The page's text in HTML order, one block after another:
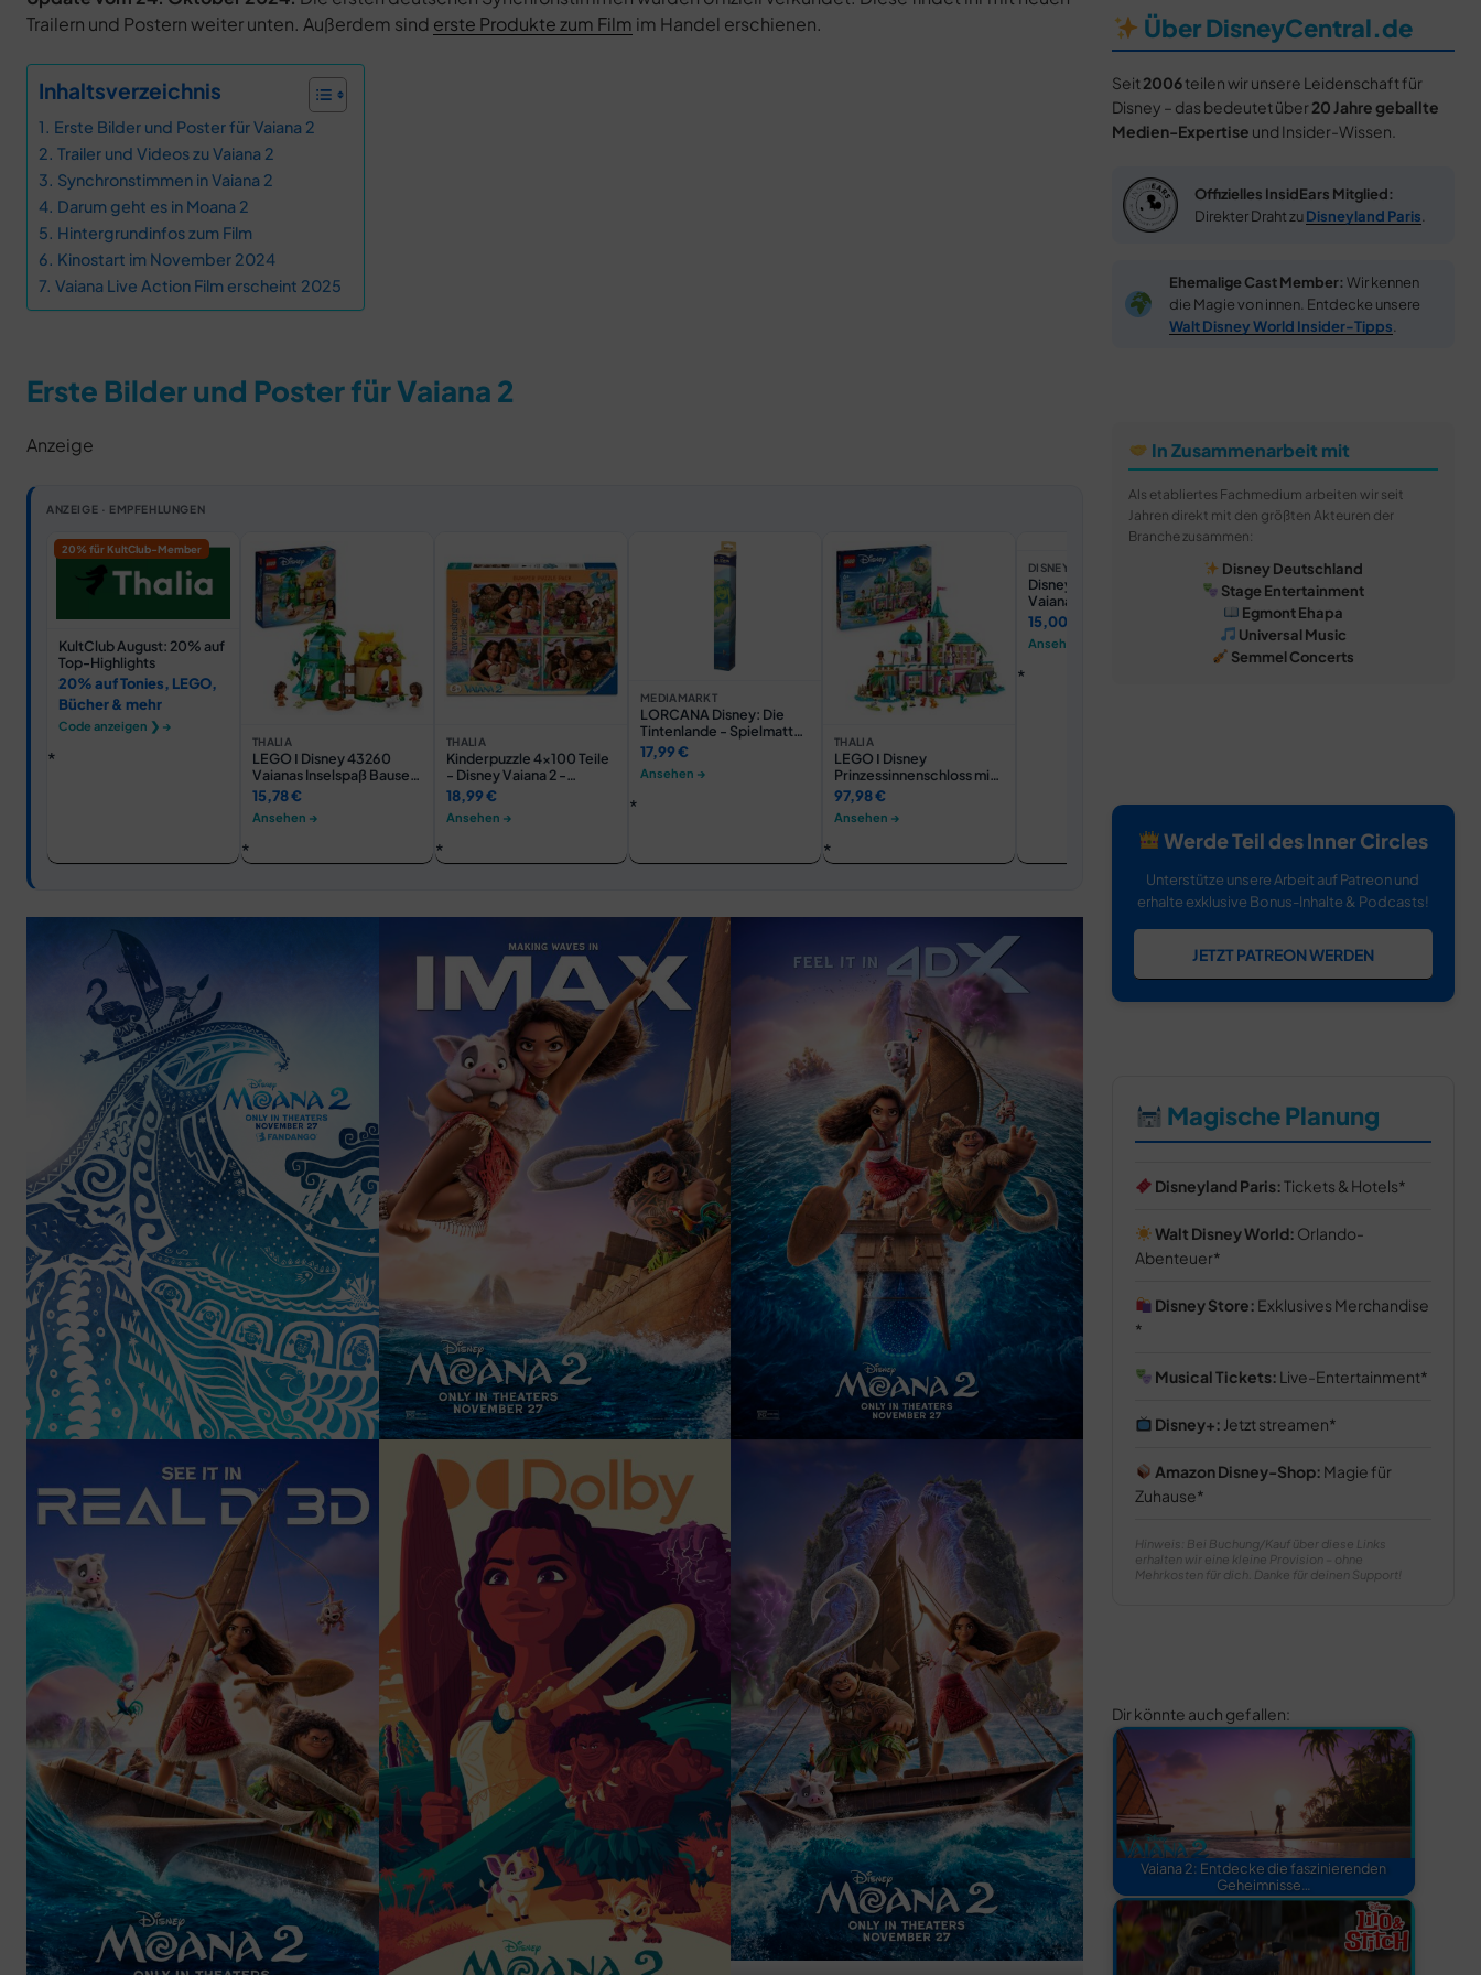
Trailern und Postern weiter unten. Außerdem sind erste Produkte zum Film im Handel erschienen.
Inhaltsverzeichnis
Erste Bilder und Poster für Vaiana 2
Trailer und Videos zu Vaiana 2
Synchronstimmen in Vaiana 2
Darum geht es in Moana 2
Hintergrundinfos zum Film
Kinostart im November 2024
Vaiana Live Action Film erscheint 2025
Erste Bilder und Poster für Vaiana 2
Anzeige
ANZEIGE · EMPFEHLUNGEN
20% für KultClub-Member
KultClub August: 20% auf
Top-Highlights
20% auf Tonies, LEGO,
Bücher & mehr
Code anzeigen ❯ →
THALIA
LEGO ǀ Disney 43260
Vaianas Inselspaß Bauset,
Baubares Spielzeughaus
15,78 €
Ansehen →
THALIA
Kinderpuzzle 4x100 Teile
- Disney Vaiana 2 -
Abenteuer in Ozeanien
18,99 €
Ansehen →
MEDIAMARKT
LORCANA Disney: Die
Tintenlande - Spielmatte
Vaiana Spielmatte,
Mehrfarbig
17,99 €
Ansehen →
THALIA
LEGO ǀ Disney
Prinzessinnenschloss mit
Haustieren, Bau- &
Spielset 43267
97,98 €
Ansehen →
DISNEY STORE DE
Disney Store Japan -
Vaiana - Tamatoa -
Urupocha-Chan - Mini-
Kuscheltier - 10 cm
15,00 €
Ansehen →
DISNEY STORE DE
Vaiana 2 - Kostümkleid für
Kinder
61,00 €
Ansehen →
Über DisneyCentral.de
Seit 2006teilen wir unsere Leidenschaft für
Disney – das bedeutet über 20 Jahre geballte
Medien-Expertise und Insider-Wissen.
Offizielles InsidEars Mitglied:
Direkter Draht zuDisneyland Paris
Ehemalige Cast Member: Wir kennen
die Magie von innen. Entdecke unsere
Walt Disney World Insider-Tipps
In Zusammenarbeit mit
Als etabliertes Fachmedium arbeiten wir seit
Jahren direkt mit den größten Akteuren der
Branche zusammen:
Disney Deutschland
Stage Entertainment
Egmont Ehapa
Universal Music
Semmel Concerts
Werde Teil des Inner Circles
Unterstütze unsere Arbeit auf Patreon und
erhalte exklusive Bonus-Inhalte & Podcasts!
JETZT PATREON WERDEN
Magische Planung
Disneyland Paris:Tickets & Hotels
Walt Disney World: Orlando-
Abenteuer
Disney Store: Exklusives Merchandise
Musical Tickets: Live-Entertainment
Disney+: Jetzt streamen
Amazon Disney-Shop: Magie für
Zuhause
Hinweis: Bei Buchung/Kauf über diese Links
erhalten wir eine kleine Provision – ohne
Mehrkosten für dich. Danke für deinen Support!
Dir könnte auch gefallen:
Vaiana 2: Entdecke die faszinierenden
Geheimnisse…